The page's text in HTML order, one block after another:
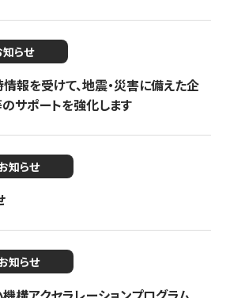
知らせ
報を受けて、地震・災害に備えた企
サポートを強化します
知らせ
知らせ